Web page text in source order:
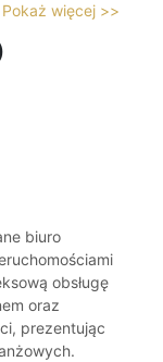
Pokaż więcej >>
biuro
obsługę
oraz
prezentując